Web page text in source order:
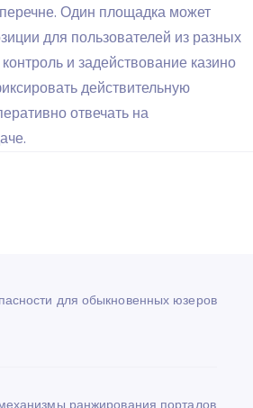
Один площадка может
для пользователей из разных
и задействование казино
действительную
отвечать на
для обыкновенных юзеров
ранжирования порталов